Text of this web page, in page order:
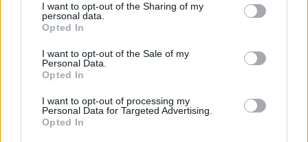
not limited to your visit or usage behaviour. You may click to
grant or deny consent to Google and its third-party tags to
use your data for below specified purposes in below Google
consent section.
I want to opt-out of the Sharing of my
personal data.
Opted In
I want to opt-out of the Sale of my
Personal Data.
Opted In
I want to opt-out of processing my
Personal Data for Targeted Advertising.
Opted In